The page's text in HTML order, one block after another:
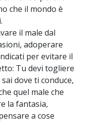
che il mondo è
il male dal
adoperare
per evitare il
Tu devi togliere
dove ti conduce,
quel male che
la fantasia,
a cose